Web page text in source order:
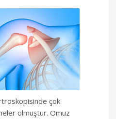
çok
olmuştur. Omuz